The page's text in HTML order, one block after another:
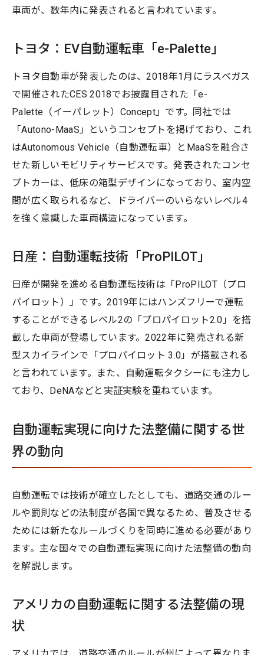
車両が、数年内に発表されると言われています。
トヨタ：EV自動運転車「e-Palette」
トヨタ自動車が発表したのは、2018年1月にラスベガス
で開催されたCES 2018でお披露目された「e-
Palette（イーパレット）Concept」です。同社では
「Autono-MaaS」というコンセプトを掲げており、これ
はAutonomous Vehicle（自動運転車）とMaaSを融合さ
せた新しいモビリティサービスです。発表されたコンセ
プトカーは、低床の箱型デザインになっており、室内空
間が広く取られるなど、ドライバーのいらないレベル4
を強く意識した車両構造になっています。
日産：自動運転技術「ProPILOT」
日産が開発を進める自動運転技術は「ProPILOT（プロ
パイロット）」です。2019年にはハンズフリーで運転
することができるレベル2の「プロパイロット2.0」を搭
載した車両が登場しています。2022年に発売される新
型スカイラインで「プロパイロット 3.0」が搭載される
と言われています。また、自動運転タクシーにも注力し
ており、DeNAなどと実証実験を重ねています。
自動運転実現に向けた法整備に関する世
界の動向
自動運転では技術が確立したとしても、道路交通のルー
ルや罰則などの法制度が各国で異なるため、普及させる
ためには新たなルールづくりを同時に進める必要があり
ます。主な国々での自動運転実現に向けた法整備の動向
を解説します。
アメリカの自動運転に関する法整備の現
状